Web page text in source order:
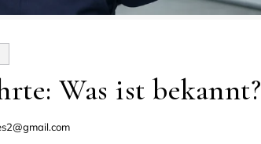
Was ist bekannt?